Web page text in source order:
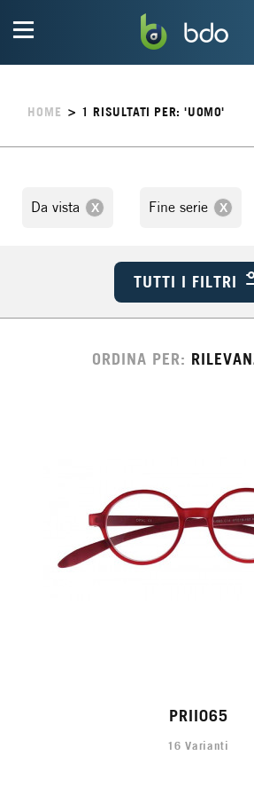
HOME > 1RISULTATI PER: 'UOMO'
Da vista Fine serie
TUTTI I FILTRI
ORDINA PER
PRII065
16 Varianti